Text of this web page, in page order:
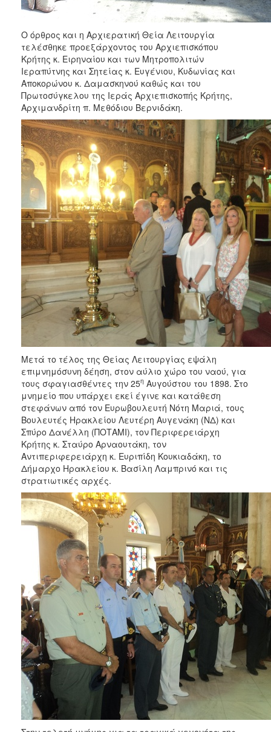
Ο όρθρος και η Αρχιερατική Θεία Λειτουργία
τελέσθηκε προεξάρχοντος του Αρχιεπισκόπου
Κρήτης κ. Ειρηναίου και των Μητροπολιτών
Ιεραπύτνης και Σητείας κ. Ευγένιου, Κυδωνίας και
Αποκορώνου κ. Δαμασκηνού καθώς και του
Πρωτοσύγκελου της Ιεράς Αρχιεπισκοπής Κρήτης,
Αρχιμανδρίτη π. Μεθόδιου Βερνιδάκη.
Μετά το τέλος της Θείας Λειτουργίας εψάλη
επιμνημόσυνη δέηση, στον αύλιο χώρο του ναού, για
τους σφαγιασθέντες την 25η Αυγούστου του 1898. Στο
μνημείο που υπάρχει εκεί έγινε και κατάθεση
στεφάνων από τον Ευρωβουλευτή Νότη Μαριά, τους
Βουλευτές Ηρακλείου Λευτέρη Αυγενάκη (ΝΔ) και
Σπύρο Δανέλλη (ΠΟΤΑΜΙ), τον Περιφερειάρχη
Κρήτης κ. Σταύρο Αρναουτάκη, τον
Αντιπεριφερειάρχη κ. Ευριπίδη Κουκιαδάκη, το
Δήμαρχο Ηρακλείου κ. Βασίλη Λαμπρινό και τις
στρατιωτικές αρχές.